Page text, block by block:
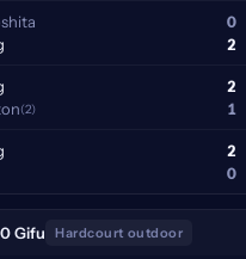
0
2
(2)
2
1
2
0
Gifu Hardcourt outdoor